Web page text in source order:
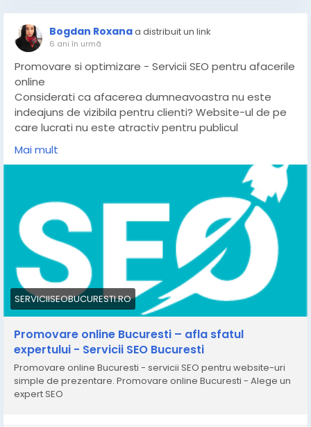
Serviciile Seo sunt responsabile de crearea unui
website specific folosindu-se de urmatoarele servicii :
- Lucram la crearea de branding
- Cream continut scris si vizual
- Optimizam SEO componenta tehnica - Redam o
viteza de incarcare ideala
Apeleaza la profesionisti si vei avea un website creat
de la 0 prin cele mai eficiente metode de realizare .
cunoscuta afacerea in mediul online pentru ca
SEO - Pentru afacerile in crestere !
https://serviciiseobucuresti.ro/promovare-online/
Bogdan Roxanaa distribuit un link
6 ani în urmă
Promovare si optimizare - Servicii SEO pentru afacerile
online
Considerati ca afacerea dumneavoastra nu este
indeajuns de vizibila pentru clienti? Website-ul de pe
care lucrati nu este atractiv pentru publicul
dumneavoastra tinta?
Daca nu ati auzit inca de serviciile SEO, ei bine aflati ca
o agenție de marketing este cea mai eficienta
operatiune pentru afacerea dumneavoastra.
De ce este SEO ideal pentru dezvoltarea unui
business?
* Optimizam website on-page si off-pace
* Cream continut de calitate pentru potentiali clienti
* Lucram cu cele mai bune platforme pentru ca
afacerea dumneavoastra sa urce in top Google *
Obtinem impreuna cele mai bune strategii de
dezvoltare si promovare
* Va vom ajuta sa deveniti vizibil si de interes pentru
potentialii clienti
https://serviciiseobucuresti.ro/promovare-online-
bucuresti-afla-sfatul-expertului/
Mai mult
SERVICIISEOBUCURESTI.RO
Promovare online Bucuresti – afla sfatul
expertului - Servicii SEO Bucuresti
Promovare online Bucuresti - servicii SEO pentru website-uri
simple de prezentare. Promovare online Bucuresti - Alege un
expert SEO